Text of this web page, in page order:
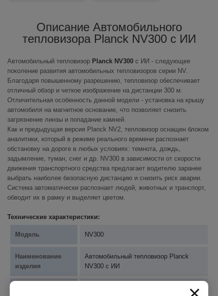
Описание Автомобильного
тепловизора Planck NV300 с ИИ
Автомобильный тепловизор Planck NV300 с ИИ - следующее
поколение развития автомобильных тепловизоров серии NV.
Благодаря повышенному разрешению, тепловизор обеспечивает
отличный обзор и четкое изображение на дистанции 300 м.
Отличительная особенность данной модели - установка на крышу
автомобиля на магнитное основание, что позволяет снизить
загрязнение линзы и попадание камней.
Как и предыдущая версия Planck NV2, тепловизор оснащен блоком
аналитики, который в режиме реального времени распознает
обстановку на дороге в любых условиях: темнота, дождь,
задымление, туман, снег и др. NV300 в зависимости от скорости
движения транспортного средства предлагает водителю заранее
выбрать наиболее безопасную дистанцию и снизить риск аварии.
Система автоматически распознает людей, животных и транспорт,
обводит их в рамку и выделяет цветом.
Технические характеристики:
Модель NV300
Наименование
изделия
Автомобильный тепловизор Planck
NV300 с ИИ